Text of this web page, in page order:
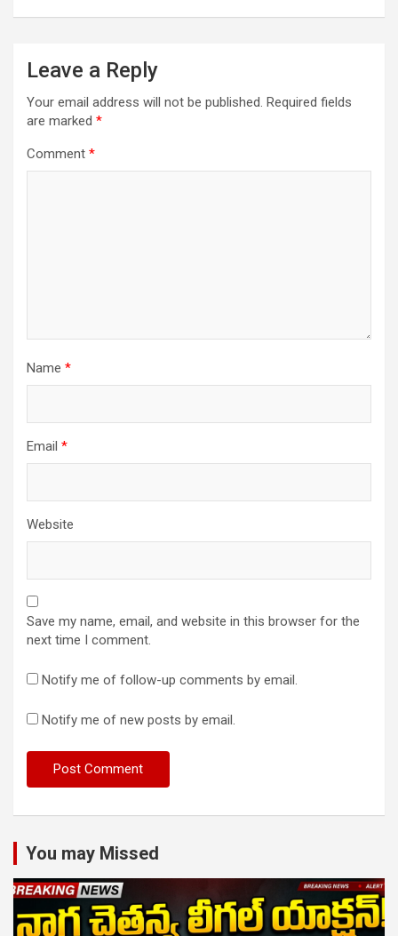
Leave a Reply
Your email address will not be published. Required fields
are marked *
Comment *
Name *
Email *
Website
Save my name, email, and website in this browser for the
next time I comment.
Notify me of follow-up comments by email.
Notify me of new posts by email.
You may Missed